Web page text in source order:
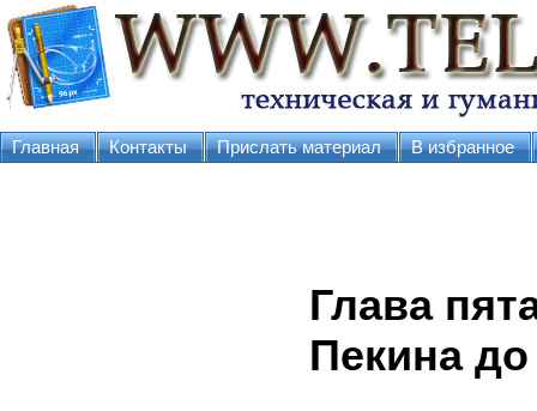
Главная Контакты Прислать материал В избранное
Глава
Пекина